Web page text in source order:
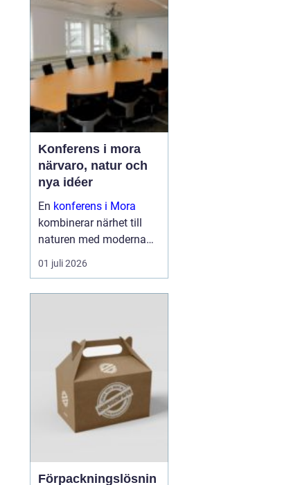
Konferens i mora
närvaro, natur och
nya idéer
En konferens i Mora
kombinerar närhet till
naturen med moderna
lokaler och personlig
service. För många
leder till verkliga resultat
eller...
01 juli 2026
Förpackningslösnin